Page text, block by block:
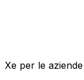
Xe per le aziende